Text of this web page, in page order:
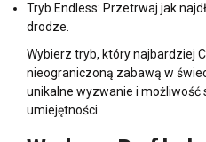
Tryb Endless: Przetrwaj jak
drodze.
Wybierz tryb, który najbardziej
nieograniczoną zabawą w
unikalne wyzwanie i możliwość
umiejętności.